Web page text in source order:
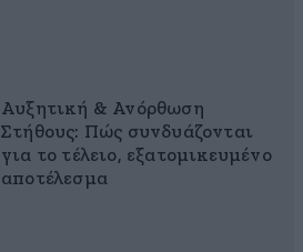
Αυξητική & Ανόρθωση
Στήθους: Πώς συνδυάζονται
για το τέλειο, εξατομικευμένο
αποτέλεσμα